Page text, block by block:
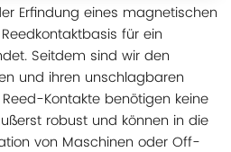
Erfindung eines magnetischen
für ein
Seitdem sind wir den
und ihren unschlagbaren
Kontakte benötigen keine
robust und können in die
von Maschinen oder Off-